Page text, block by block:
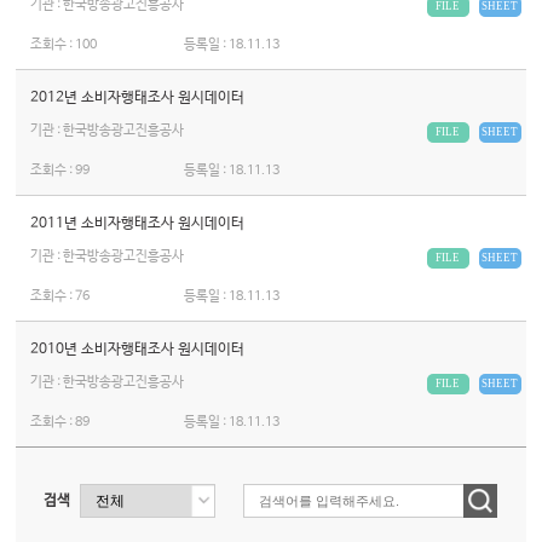
기관 : 한국방송광고진흥공사 SHEET
FILE
조회수 : 100 등록일 : 18.11.13
2012년 소비자행태조사 원시데이터
기관 : 한국방송광고진흥공사 SHEET
FILE
조회수 :99 등록일 : 18.11.13
2011년 소비자행태조사 원시데이터
기관 : 한국방송광고진흥공사 SHEET
FILE
조회수 :76 등록일 : 18.11.13
2010년 소비자행태조사 원시데이터
기관 : 한국방송광고진흥공사 SHEET
FILE
조회수 :89 등록일 : 18.11.13
검색